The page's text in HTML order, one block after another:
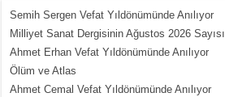
MEHMET ÇOBAN
İçerdeki Put Dışardaki Maskeler...
Semih Sergen Vefat Yıldönümünde Anılıyor
Milliyet Sanat Dergisinin Ağustos 2026 Sayısı
Ahmet Erhan Vefat Yıldönümünde Anılıyor
Ölüm ve Atlas
Ahmet Cemal Vefat Yıldönümünde Anılıyor